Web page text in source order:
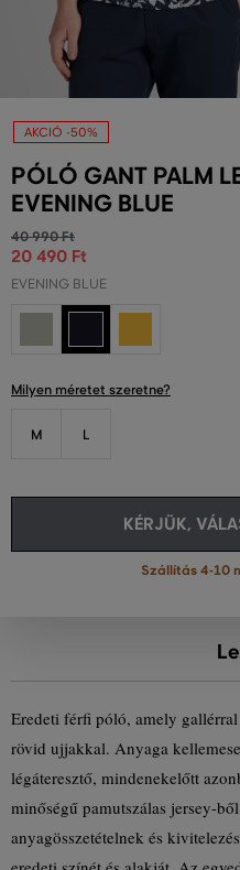
AKCIÓ -50%
PÓLÓ GANT PALM
EVENING BLUE
40 990 Ft
20 490 Ft
EVENING BLUE
Milyen méretet szeretne?
M L
KÉRJÜK,
Szállítás 4-10
Eredeti férfi póló, amely
rövid ujjakkal. Anyaga
légáteresztő, mindenekelőtt
minőségű pamutszálas jersey-
anyagösszetételnek és